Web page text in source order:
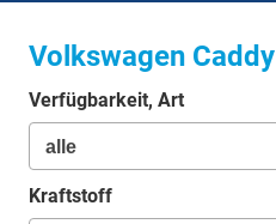
Volkswagen Caddy
Verfügbarkeit, Art
Kraftstoff